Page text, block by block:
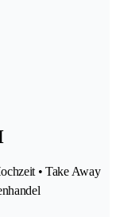
• Take Away